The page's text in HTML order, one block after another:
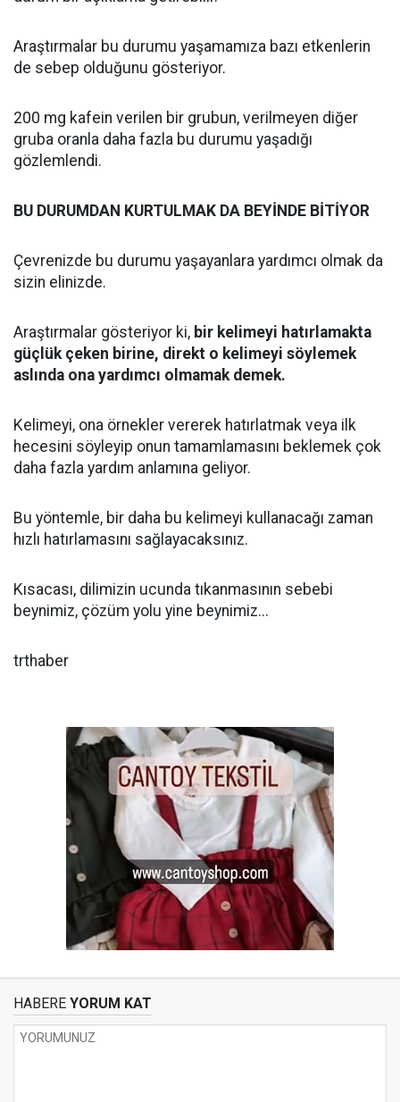
Araştırmalar bu durumu yaşamamıza bazı etkenlerin
de sebep olduğunu gösteriyor.
200 mg kafein verilen bir grubun, verilmeyen diğer
gruba oranla daha fazla bu durumu yaşadığı
gözlemlendi.
BU DURUMDAN KURTULMAK DA BEYİNDE BİTİYOR
Çevrenizde bu durumu yaşayanlara yardımcı olmak da
sizin elinizde.
Araştırmalar gösteriyor ki, bir kelimeyi hatırlamakta
güçlük çeken birine, direkt o kelimeyi söylemek
aslında ona yardımcı olmamak demek.
Kelimeyi, ona örnekler vererek hatırlatmak veya ilk
hecesini söyleyip onun tamamlamasını beklemek çok
daha fazla yardım anlamına geliyor.
Bu yöntemle, bir daha bu kelimeyi kullanacağı zaman
hızlı hatırlamasını sağlayacaksınız.
Kısacası, dilimizin ucunda tıkanmasının sebebi
beynimiz, çözüm yolu yine beynimiz...
trthaber
HABERE YORUM KAT